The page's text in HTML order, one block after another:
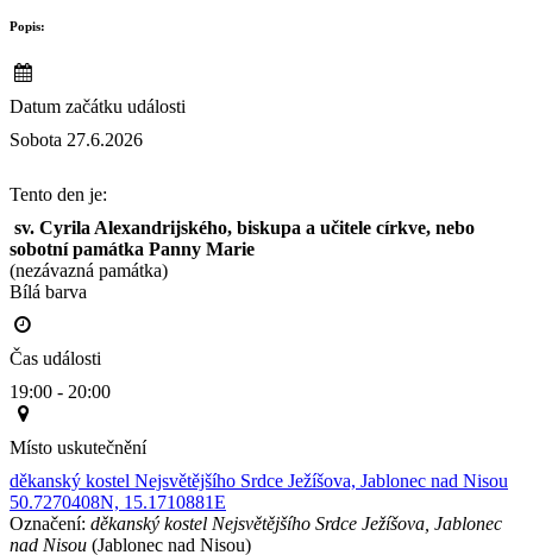
Popis:
Datum začátku události
Sobota 27.6.2026
Tento den je:
sobotní památka Panny Marie
(nezávazná památka)
Bílá barva
Čas události
19:00 - 20:00
Místo uskutečnění
děkanský kostel Nejsvětějšího Srdce Ježíšova, Jablonec nad Nisou
50.7270408N, 15.1710881E
Označení: děkanský kostel Nejsvětějšího Srdce Ježíšova, Jablonec
nad Nisou (Jablonec nad Nisou)